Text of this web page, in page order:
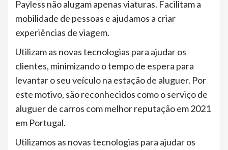
Payless não alugam apenas viaturas. Facilitam a
mobilidade de pessoas e ajudamos a criar
experiências de viagem.
Utilizam as novas tecnologias para ajudar os
clientes, minimizando o tempo de espera para
levantar o seu veículo na estação de aluguer. Por
este motivo, são reconhecidos como o serviço de
aluguer de carros com melhor reputação em 2021
em Portugal.
Utilizamos as novas tecnologias para ajudar os